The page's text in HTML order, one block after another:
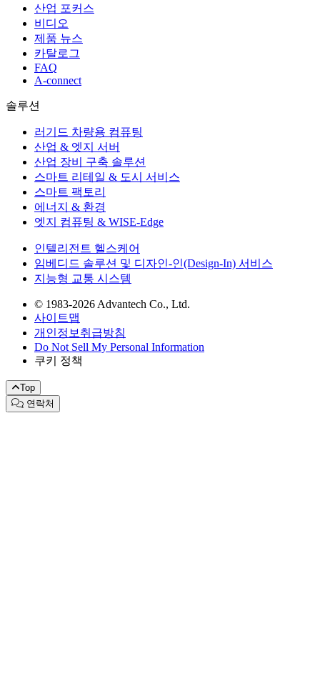
산업 포커스
비디오
제품 뉴스
카탈로그
FAQ
A-connect
솔루션
러기드 차량용 컴퓨팅
산업 & 엣지 서버
산업 장비 구축 솔루션
스마트 리테일 & 도시 서비스
스마트 팩토리
에너지 & 환경
엣지 컴퓨팅 & WISE-Edge
인텔리전트 헬스케어
임베디드 솔루션 및 디자인-인(Design-In) 서비스
지능형 교통 시스템
© 1983-2026 Advantech Co., Ltd.
사이트맵
개인정보취급방침
Do Not Sell My Personal Information
쿠키 정책
Top
연락처